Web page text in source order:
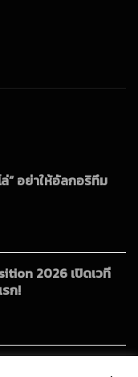
” อย่าให้อัลกอริทึม
2026 เปิดเวที
ก!